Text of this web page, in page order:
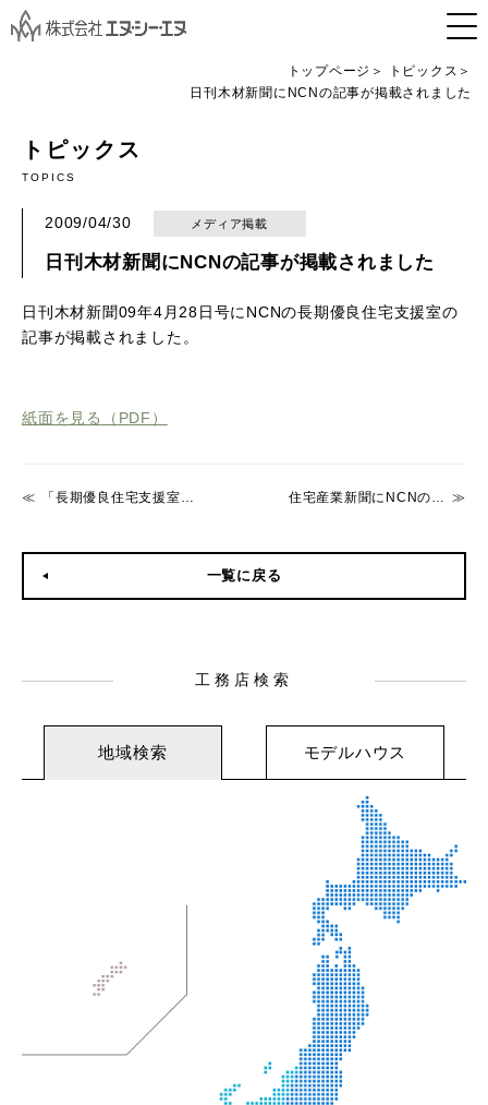
トップページ
トピックス
日刊木材新聞にNCNの記事が掲載されました
トピックス
TOPICS
2009/04/30 メディア掲載
日刊木材新聞にNCNの記事が掲載されました
日刊木材新聞09年4月28日号にNCNの長期優良住宅支援室の
記事が掲載されました。
紙面を見る（PDF）
「長期優良住宅支援室」を新設いたしました。 住宅産業新聞にNCNの記事が掲載されました
一覧に戻る
工務店検索
地域検索 モデルハウス